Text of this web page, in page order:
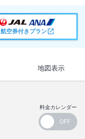
航空券付きプラン
地図表示
料金カレンダー